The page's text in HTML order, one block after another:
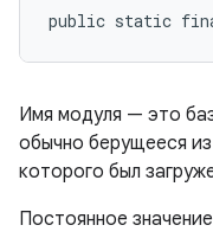
public static final
Имя модуля — это
обычно берущееся
которого был
Постоянное